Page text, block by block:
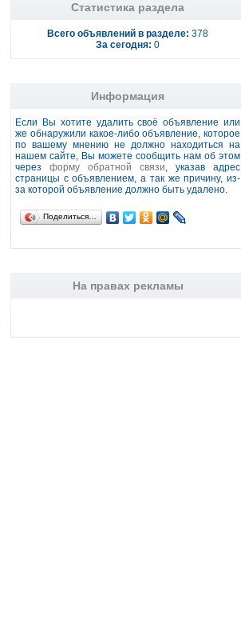
Статистика раздела
Всего объявлений в разделе: 378
За сегодня: 0
Информация
Если Вы хотите удалить своё объявление или
же обнаружили какое-либо объявление, которое
по вашему мнению не должно находиться на
нашем сайте, Вы можете сообщить нам об этом
через форму обратной связи, указав адрес
страницы с объявлением, а так же причину, из-
за которой объявление должно быть удалено.
Поделиться…
На правах рекламы